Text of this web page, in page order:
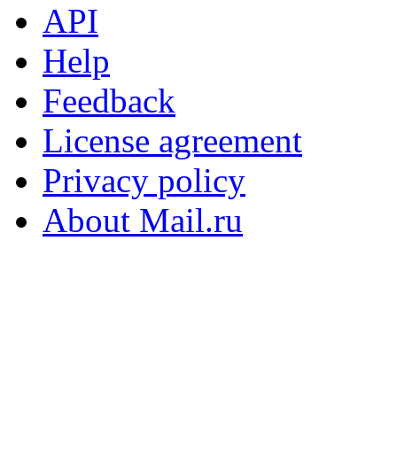
API
Help
Feedback
License agreement
Privacy policy
About Mail.ru